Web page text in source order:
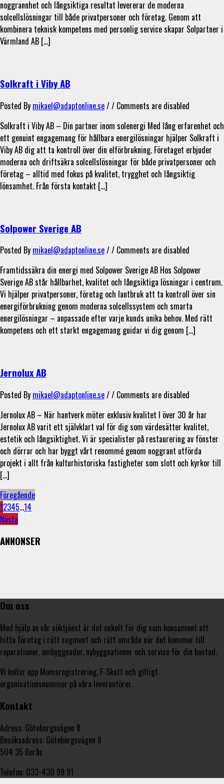
noggrannhet och långsiktiga resultat levererar de moderna
solcellslösningar till både privatpersoner och företag. Genom att
kombinera teknisk kompetens med personlig service skapar Solpartner i
Värmland AB […]
Solkraft i Viby AB
Posted By mikael@adaptonline.se/ / Comments are disabled
Solkraft i Viby AB – Din partner inom solenergi Med lång erfarenhet och
ett genuint engagemang för hållbara energilösningar hjälper Solkraft i
Viby AB dig att ta kontroll över din elförbrukning. Företaget erbjuder
moderna och driftsäkra solcellslösningar för både privatpersoner och
företag – alltid med fokus på kvalitet, trygghet och långsiktig
lönsamhet. Från första kontakt […]
Solpower Sverige AB
Posted By mikael@adaptonline.se/ / Comments are disabled
Framtidssäkra din energi med Solpower Sverige AB Hos Solpower
Sverige AB står hållbarhet, kvalitet och långsiktiga lösningar i centrum.
Vi hjälper privatpersoner, företag och lantbruk att ta kontroll över sin
energiförbrukning genom moderna solcellssystem och smarta
energilösningar – anpassade efter varje kunds unika behov. Med rätt
kompetens och ett starkt engagemang guidar vi dig genom […]
Jernolux AB
Posted By mikael@adaptonline.se/ / Comments are disabled
Jernolux AB – När hantverk möter exklusiv kvalitet I över 30 år har
Jernolux AB varit ett självklart val för dig som värdesätter kvalitet,
estetik och långsiktighet. Vi är specialister på restaurering av fönster
och dörrar och har byggt vårt renommé genom noggrant utförda
projekt i allt från kulturhistoriska fastigheter som slott och kyrkor till
[…]
Föregående
12345...14
Nästa
ANNONSER
Om oss
Med hjälp av vår söktjänst är det enkelt för dig som konsument att
hitta företag i rätt segment och rätt område när det kommer till
reparationer, ombyggnader, nybyggnationer och service för din bostad.
Vi kollar upp Momsregistrering, F-Skatt och giltigt
organisationsnummer på våra leverantörer.
Kontakt
Adress: Göteborgsvägen 8
Besöksadress: Göteborgsvägen 8
504 35 Borås
Telefon: 033-430 99 91